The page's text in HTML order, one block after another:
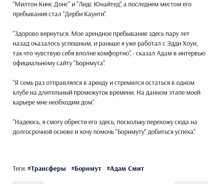
"Милтон Кинс Донс" и "Лидс Юнайтед", а последнем местом его
пребывания стал "Дерби Каунти".
"Здорово вернуться. Мое арендное пребывание здесь пару лет
назад оказалось успешным, и раньше я уже работал с Эдди Хоуи,
так что чувствую себя вполне комфортно", - сказал Адам в интервью
официальному сайту "Борнмута".
"Я семь раз отправлялся в аренду и стремился остаться в одном
клубе на длительный промежуток времени. На данном этапе моей
карьере мне необходим дом".
"Надеюсь, я смогу обрести его здесь, поскольку перехожу сюда на
долгосрочной основе и хочу помочь "Борнмуту" добиться успеха".
Теги:#Трансферы #Борнмут #Адам Смит